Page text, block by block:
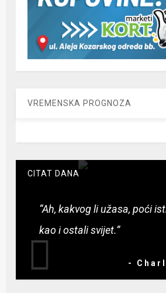
VREMENSKA PROGNOZA
CITAT DANA
“Ah, kakvog li užasa, poći
kao i ostali svijet.”
-